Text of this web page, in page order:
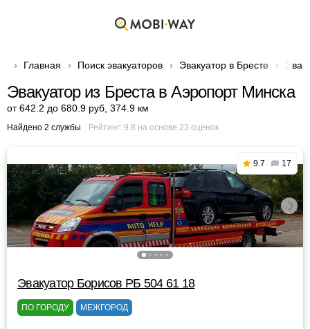
Главная Поиск эвакуаторов Эвакуатор в Бресте
Эвакуатор из Бреста в Аэропорт Минска
от 642.2 до 680.9 руб 374.9 км
Найдено 2 службы Рейтинг: 9.8 на основе 23 оценок
9.7 17
Эвакуатор Борисов РБ 504 61 18
ПО ГОРОДУ МЕЖГОРОД